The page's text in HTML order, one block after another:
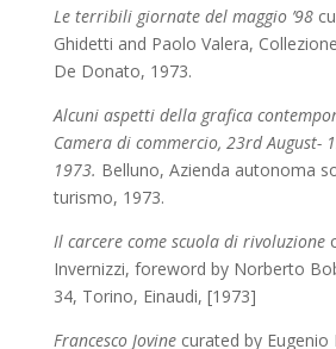
Le terribili giornate del maggio ’98
Ghidetti and Paolo Valera,
De Donato, 1973.
Alcuni aspetti della grafica
Camera di commercio, 23rd August-
1973. Belluno, Azienda autonoma
turismo, 1973.
Il carcere come scuola di rivoluzione
Invernizzi, foreword by Norberto
34, Torino, Einaudi, [1973]
Francesco Jovinecurated by Eugenio